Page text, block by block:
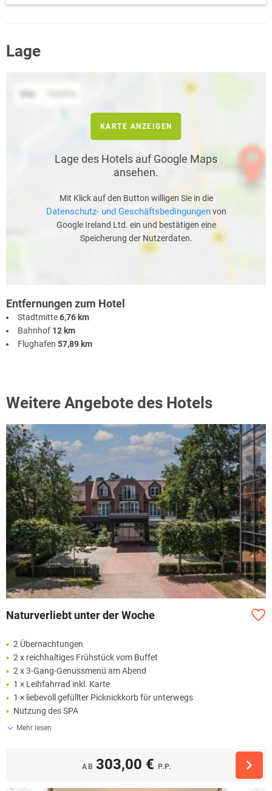
Lage
KARTE ANZEIGEN
Lage des Hotels auf Google Maps
ansehen.
Mit Klick auf den Button willigen Sie in die
Datenschutz- und Geschäftsbedingungenvon
Google Ireland Ltd. ein und bestätigen eine
Speicherung der Nutzerdaten.
Entfernungen zum Hotel
Stadtmitte6,76 km
Bahnhof 12 km
Flughafen 57,89 km
Weitere Angebote des Hotels
Naturverliebt unter der Woche
2 Übernachtungen
2 x reichhaltiges Frühstück vom Buffet
2 x 3-Gang-Genussmenü am Abend
1 × Leihfahrrad inkl. Karte
1 × liebevoll gefüllter Picknickkorb für unterwegs
Nutzung des SPA
Mehr lesen
AB 303,00 € P.P.